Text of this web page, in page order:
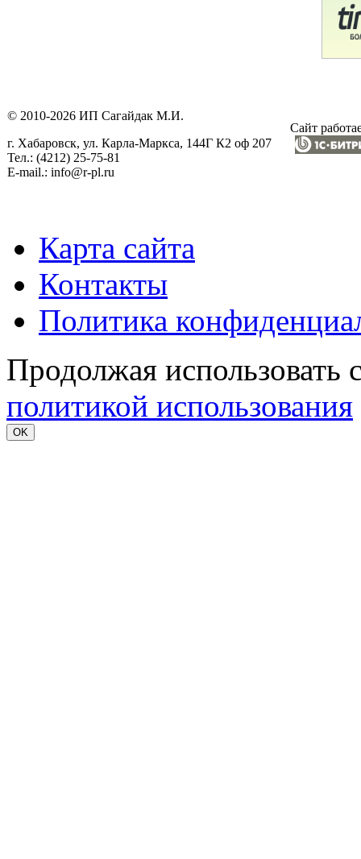
© 2010-2026 ИП Сагайдак М.И.
г. Хабаровск, ул. Карла-Маркса, 144Г К2 оф 207
Тел.: (4212) 25-75-81
E-mail.: info@r-pl.ru
Сайт
Карта сайта
Контакты
Политика
Продолжая использовать
политикой использования
OK